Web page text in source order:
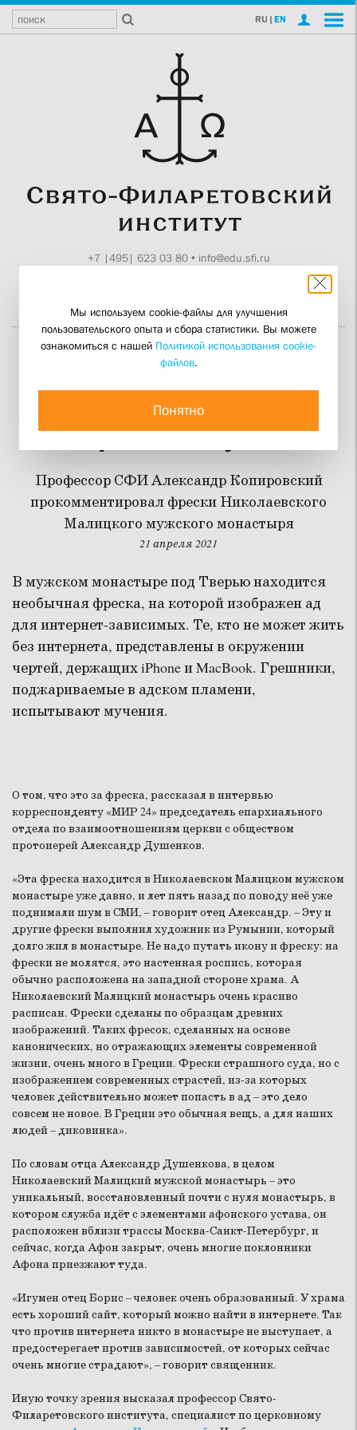
RU | EN
+7 |495| 623 03 80• info@edu.sfi.ru
«Те, кто мечтает увидеть
кого-то в аду – люди не
Христова духа»
Профессор СФИ Александр Копировский
прокомментировал фрески Николаевского
Малицкого мужского монастыря
21 апреля 2021
В мужском монастыре под Тверью находится
необычная фреска, на которой изображен ад
для интернет-зависимых. Те, кто не может жить
без интернета, представлены в окружении
чертей, держащих iPhone и MacBook. Грешники,
поджариваемые в адском пламени,
испытывают мучения.
О том, что это за фреска, рассказал в интервью
корреспонденту «МИР 24» председатель епархиального
отдела по взаимоотношениям церкви с обществом
протоиерей Александр Душенков.
«Эта фреска находится в Николаевском Малицком мужском
монастыре уже давно, и лет пять назад по поводу неё уже
поднимали шум в СМИ, – говорит отец Александр. – Эту и
другие фрески выполнил художник из Румынии, который
долго жил в монастыре. Не надо путать икону и фреску: на
фрески не молятся, это настенная роспись, которая
обычно расположена на западной стороне храма. А
Николаевский Малицкий монастырь очень красиво
расписан. Фрески сделаны по образцам древних
изображений. Таких фресок, сделанных на основе
канонических, но отражающих элементы современной
жизни, очень много в Греции. Фрески страшного суда, но с
изображением современных страстей, из-за которых
человек действительно может попасть в ад – это дело
совсем не новое. В Греции это обычная вещь, а для наших
людей – диковинка».
По словам отца Александр Душенкова, в целом
Николаевский Малицкий мужской монастырь – это
уникальный, восстановленный почти с нуля монастырь, в
котором служба идёт с элементами афонского устава, он
расположен вблизи трассы Москва-Санкт-Петербург, и
сейчас, когда Афон закрыт, очень многие поклонники
Афона приезжают туда.
«Игумен отец Борис – человек очень образованный. У храма
есть хороший сайт, который можно найти в интернете. Так
что против интернета никто в монастыре не выступает, а
предостерегает против зависимостей, от которых сейчас
очень многие страдают», – говорит священник.
Иную точку зрения высказал профессор Свято-
Филаретовского института, специалист по церковному
Мы используем cookie-файлы для улучшения
пользовательского опыта и сбора статистики. Вы можете
ознакомиться с нашей Политикой использования cookie-
файлов.
Понятно